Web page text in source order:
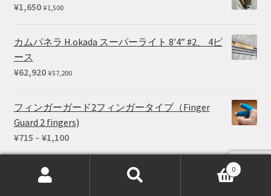
¥1,650 ¥1,500
カムパネラ H.okada スーパーライト 8’4” #2、 4ピ
ース
¥62,920 ¥57,200
フィンガーガード2フィンガータイプ（Finger
Guard 2 fingers)
¥715 – ¥1,100価
格
ユーティリティー・クリップ 0